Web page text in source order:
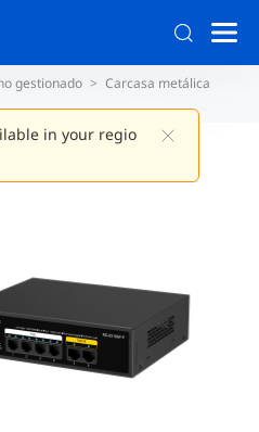
in your regio
gestionado Carcasa metálica